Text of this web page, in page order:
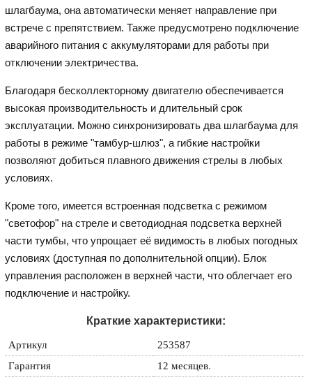
шлагбаума, она автоматически меняет направление при
встрече с препятствием. Также предусмотрено подключение
аварийного питания с аккумуляторами для работы при
отключении электричества.
Благодаря бесколлекторному двигателю обеспечивается
высокая производительность и длительный срок
эксплуатации. Можно синхронизировать два шлагбаума для
работы в режиме "тамбур-шлюз", а гибкие настройки
позволяют добиться плавного движения стрелы в любых
условиях.
Кроме того, имеется встроенная подсветка с режимом
"светофор" на стреле и светодиодная подсветка верхней
части тумбы, что упрощает её видимость в любых погодных
условиях (доступная по дополнительной опции). Блок
управления расположен в верхней части, что облегчает его
подключение и настройку.
Краткие характеристики:
Артикул
253587
Гарантия
12 месяцев.